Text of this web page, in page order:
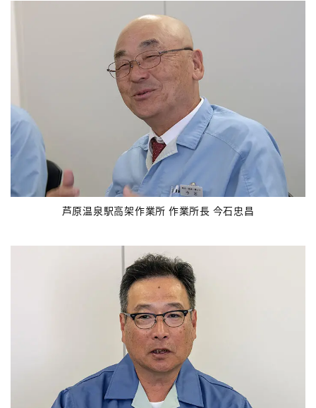
芦原温泉駅高架作業所 作業所長 今石忠昌